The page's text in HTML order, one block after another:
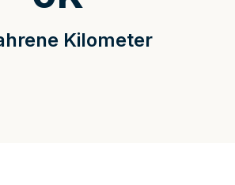
Kilometer